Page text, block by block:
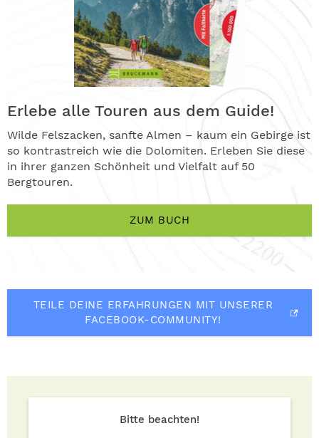
Erlebe alle Touren aus dem Guide!
Wilde Felszacken, sanfte Almen – kaum ein Gebirge ist
so kontrastreich wie die Dolomiten. Erleben Sie diese
in ihrer ganzen Schönheit und Vielfalt auf 50
Bergtouren.
ZUM BUCH
TEILE DEINE ERFAHRUNGEN MIT UNSERER
FACEBOOK-COMMUNITY!
Bitte beachten!